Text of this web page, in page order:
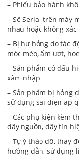
– Phiếu bảo hành
– Số Serial trên máy
nhau hoặc không
– Bị hư hỏng do tác
móc méo, ẩm ướt,
– Sản phẩm có dấu
xâm nhập
– Sản phẩm bị hỏng
sử dụng sai điện áp
– Các phụ kiện kèm
dây nguồn, dây tín
– Tự ý tháo dỡ, thay
hướng dẫn, sử dụng